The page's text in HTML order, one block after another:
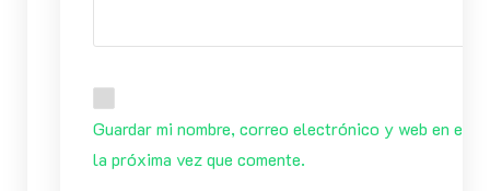
Guardar mi nombre, correo electrónico y web en este
la próxima vez que comente.